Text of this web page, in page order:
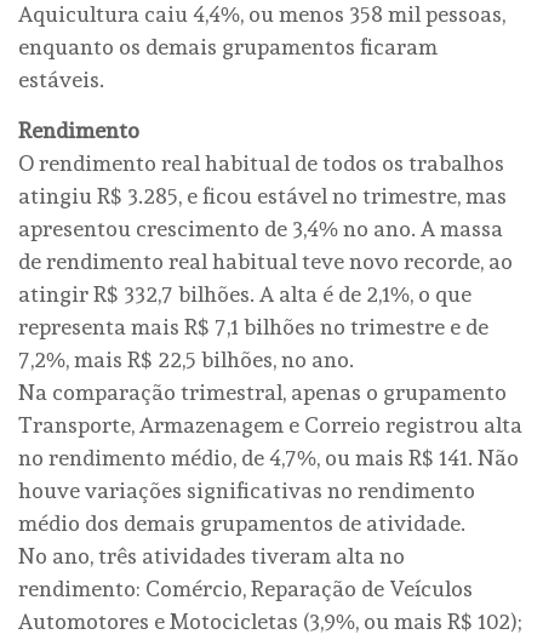
Aquicultura caiu 4,4%, ou menos 358 mil pessoas,
enquanto os demais grupamentos ficaram
estáveis.
Rendimento
O rendimento real habitual de todos os trabalhos
atingiu R$ 3.285, e ficou estável no trimestre, mas
apresentou crescimento de 3,4% no ano. A massa
de rendimento real habitual teve novo recorde, ao
atingir R$ 332,7 bilhões. A alta é de 2,1%, o que
representa mais R$ 7,1 bilhões no trimestre e de
7,2%, mais R$ 22,5 bilhões, no ano.
Na comparação trimestral, apenas o grupamento
Transporte, Armazenagem e Correio registrou alta
no rendimento médio, de 4,7%, ou mais R$ 141. Não
houve variações significativas no rendimento
médio dos demais grupamentos de atividade.
No ano, três atividades tiveram alta no
rendimento: Comércio, Reparação de Veículos
Automotores e Motocicletas (3,9%, ou mais R$ 102);